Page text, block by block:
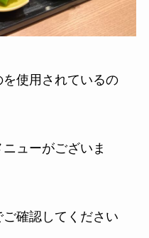
使用されているの
ューがございま
確認してください